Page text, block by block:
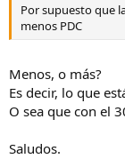
Por supuesto que
menos PDC
Menos, o más?
Es decir, lo que
O sea que con el
Saludos.